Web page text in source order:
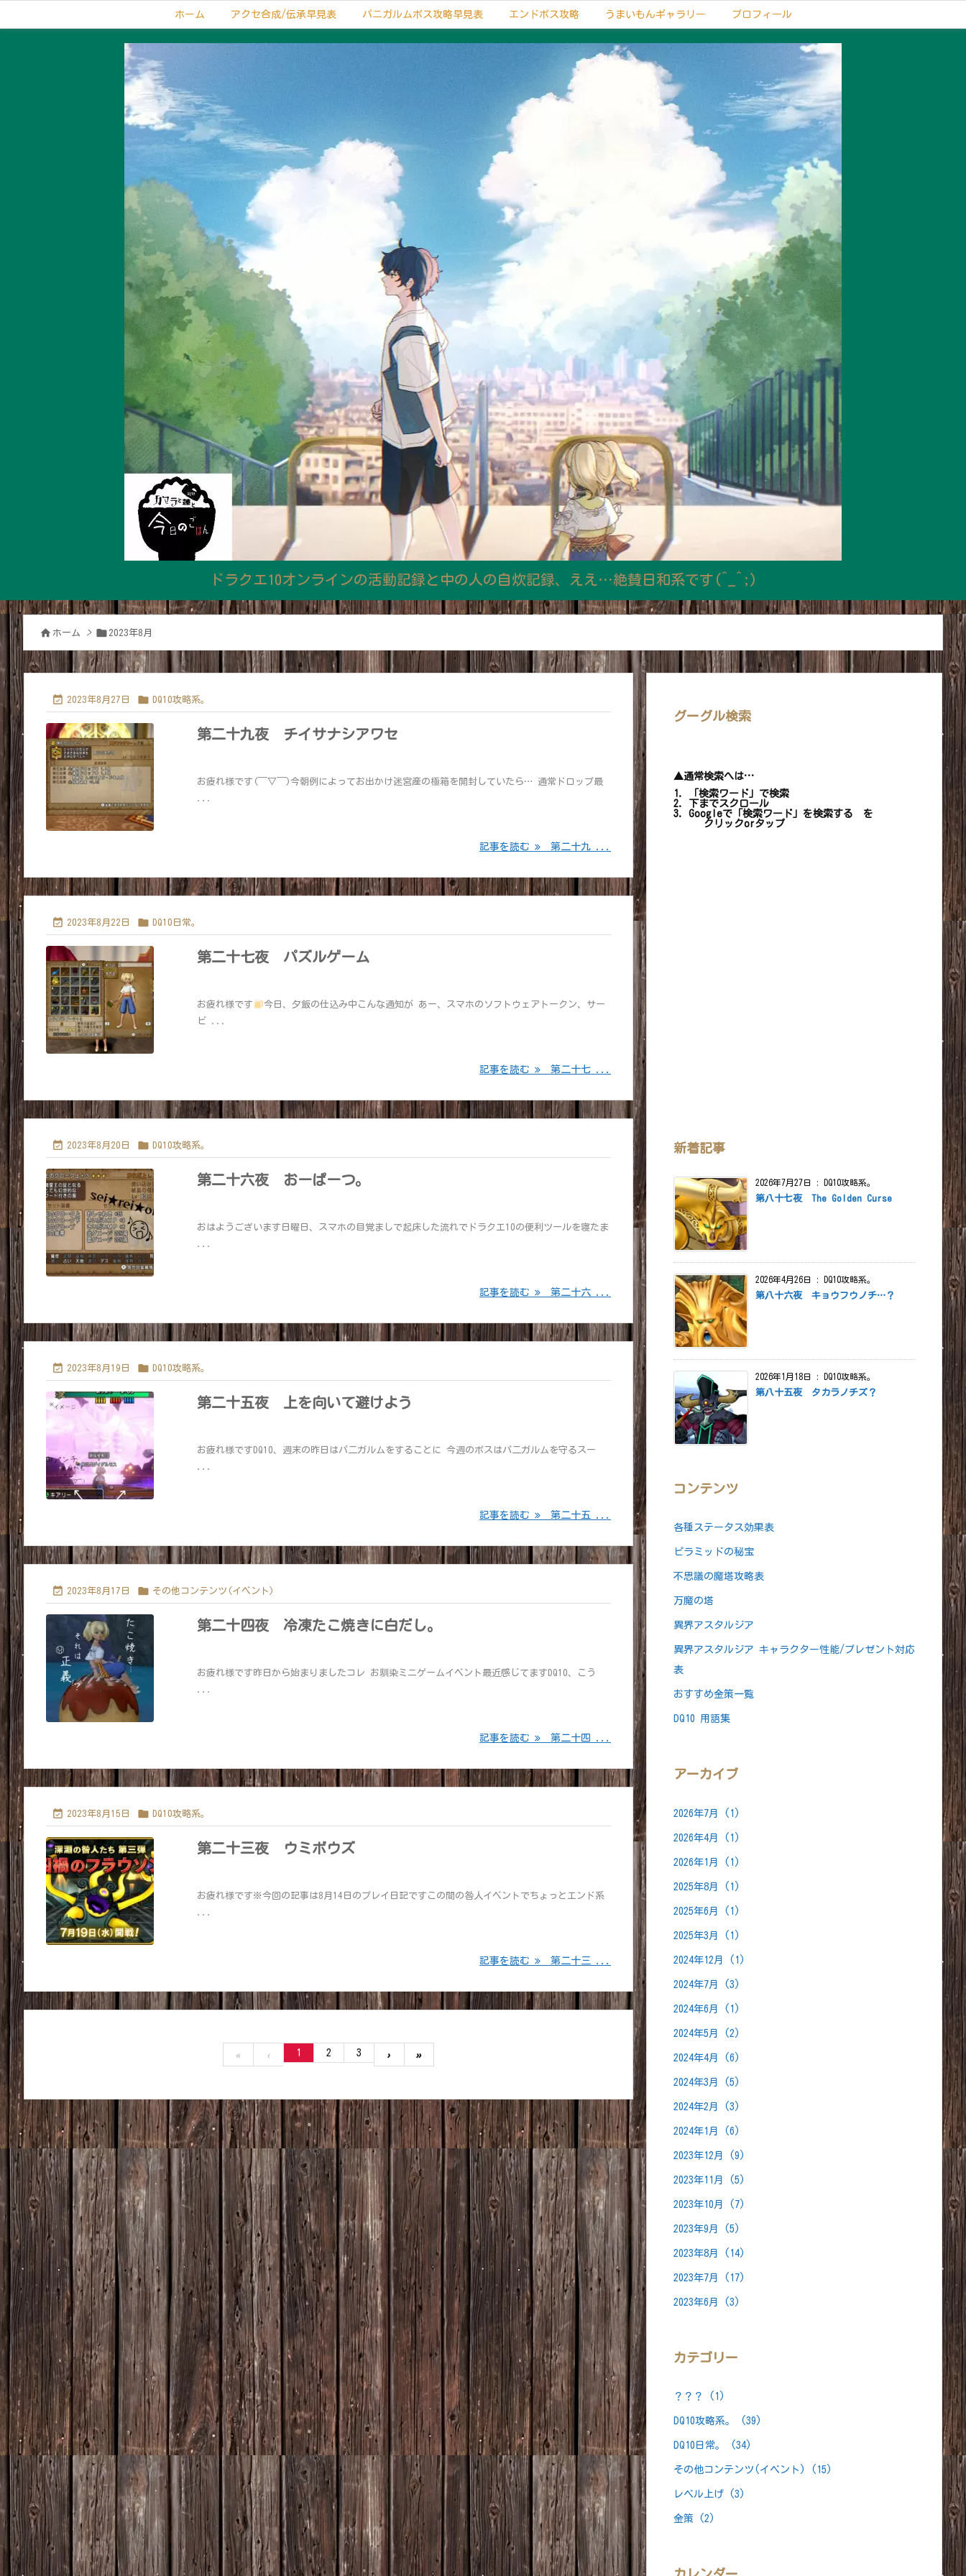
ホーム アクセ合成/伝承早見表 パニガルムボス攻略早見表 エンドボス攻略 うまいもんギャラリー プロフィール
ドラクエ10オンラインの活動記録と中の人の自炊記録、ええ…絶賛日和系です(^_^;)
 ホーム >  2023年8月
 2023年8月27日  DQ10攻略系。
第二十九夜 チイサナシアワセ
お疲れ様です(￣▽￣)今朝例によってお出かけ迷宮産の極箱を開封していたら… 通常ドロップ最
...
記事を読む 第二十九 ...
 2023年8月22日  DQ10日常。
第二十七夜 パズルゲーム
お疲れ様です
今日、夕飯の仕込み中こんな通知が あー、スマホのソフトウェアトークン、サー
ビ ...
記事を読む 第二十七 ...
 2023年8月20日  DQ10攻略系。
第二十六夜 おーぱーつ。
おはようございます日曜日、スマホの目覚ましで起床した流れでドラクエ10の便利ツールを寝たま
...
記事を読む 第二十六 ...
 2023年8月19日  DQ10攻略系。
第二十五夜 上を向いて避けよう
お疲れ様ですDQ10、週末の昨日はパ二ガルムをすることに 今週のボスはパ二ガルムを守るスー
...
記事を読む 第二十五 ...
 2023年8月17日  その他コンテンツ(イベント)
第二十四夜 冷凍たこ焼きに白だし。
お疲れ様です昨日から始まりましたコレ お馴染ミニゲームイベント最近感じてますDQ10、こう
...
記事を読む 第二十四 ...
 2023年8月15日  DQ10攻略系。
第二十三夜 ウミボウズ
お疲れ様です※今回の記事は8月14日のプレイ日記ですこの間の咎人イベントでちょっとエンド系
...
記事を読む 第二十三 ...
« ‹ 1 2 3 › »
グーグル検索
▲通常検索へは…
1. 「検索ワード」で検索
2. 下までスクロール
3. Googleで「検索ワード」を検索する を
クリックorタップ
新着記事
2026年7月27日 : DQ10攻略系。
第八十七夜 The Golden Curse
2026年4月26日 : DQ10攻略系。
第八十六夜 キョウフウノチ…？
2026年1月18日 : DQ10攻略系。
第八十五夜 タカラノチズ？
コンテンツ
各種ステータス効果表
ピラミッドの秘宝
不思議の魔塔攻略表
万魔の塔
異界アスタルジア
異界アスタルジア キャラクター性能/プレゼント対応
表
おすすめ金策一覧
DQ10 用語集
アーカイブ
2026年7月 (1)
2026年4月 (1)
2026年1月 (1)
2025年8月 (1)
2025年6月 (1)
2025年3月 (1)
2024年12月 (1)
2024年7月 (3)
2024年6月 (1)
2024年5月 (2)
2024年4月 (6)
2024年3月 (5)
2024年2月 (3)
2024年1月 (6)
2023年12月 (9)
2023年11月 (5)
2023年10月 (7)
2023年9月 (5)
2023年8月 (14)
2023年7月 (17)
2023年6月 (3)
カテゴリー
？？？ (1)
DQ10攻略系。 (39)
DQ10日常。 (34)
その他コンテンツ(イベント) (15)
レベル上げ (3)
金策 (2)